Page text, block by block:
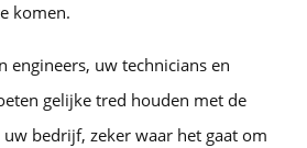
komen.
engineers, uw technicians en
gelijke tred houden met de
bedrijf, zeker waar het gaat om